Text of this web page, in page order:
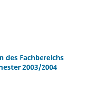
des Fachbereichs
2003/2004